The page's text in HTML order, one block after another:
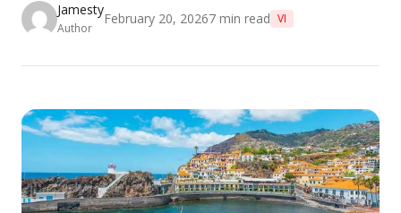
Jamesty
Author
February 20, 20267 min read VI